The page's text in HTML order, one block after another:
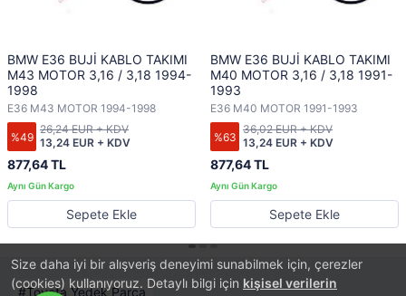
Size daha iyi bir alışveriş deneyimi sunabilmek için, çerezler
(cookies) kullanıyoruz. Detaylı bilgi için kişisel verilerin
BMW E36 BUJİ KABLO TAKIMI
M43 MOTOR 3,16 / 3,18 1994-
1998
E36 M43 MOTOR 1994-1998
%49
877,64 TL
13,24 EUR + KDV
26,24 EUR + KDV
Sepete Ekle
BMW E36 BUJİ KABLO TAKIMI
M40 MOTOR 3,16 / 3,18 1991-
1993
E36 M40 MOTOR 1991-1993
%63
877,64 TL
13,24 EUR + KDV
36,02 EUR + KDV
Sepete Ekle
Toyota Yedek Parça